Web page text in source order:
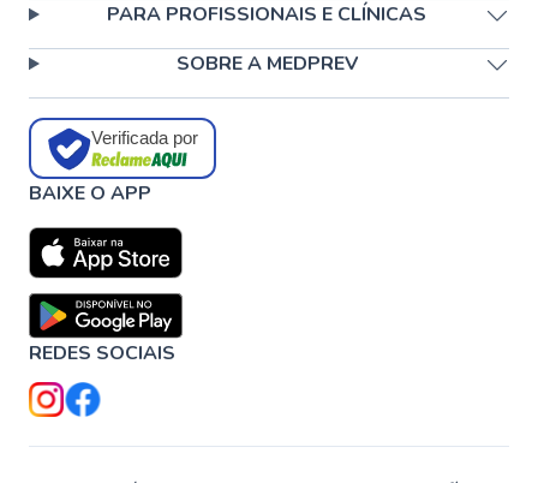
PARA PROFISSIONAIS E CLÍNICAS
SOBRE A MEDPREV
Verificada por
BAIXE O APP
REDES SOCIAIS